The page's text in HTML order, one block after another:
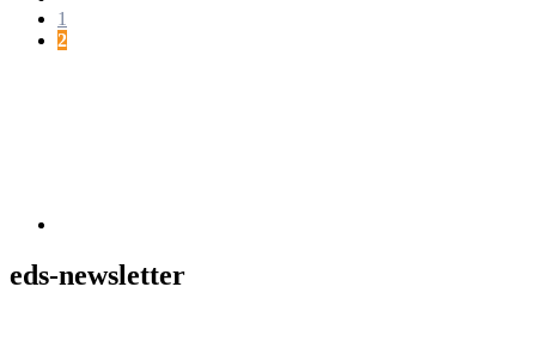
Página
1
Página
2
eds-newsletter